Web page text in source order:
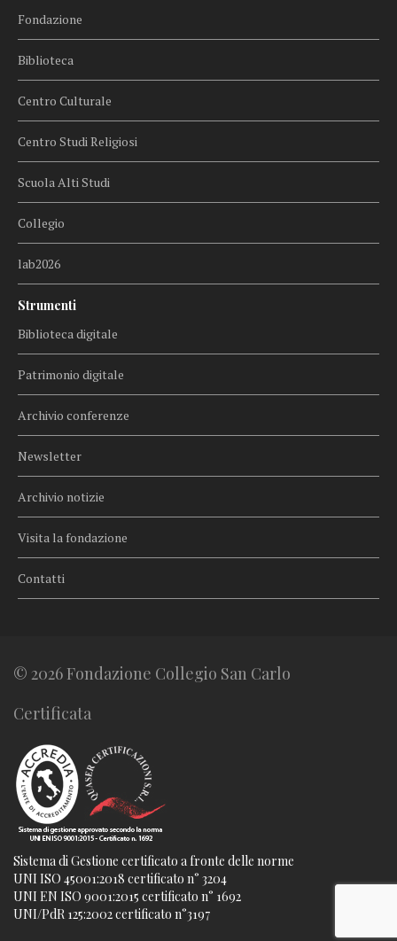
Fondazione
Biblioteca
Centro Culturale
Centro Studi Religiosi
Scuola Alti Studi
Collegio
lab2026
Strumenti
Biblioteca digitale
Patrimonio digitale
Archivio conferenze
Newsletter
Archivio notizie
Visita la fondazione
Contatti
© 2026 Fondazione Collegio San Carlo
Certificata
Sistema di Gestione certificato a fronte delle norme
UNI ISO 45001:2018 certificato n° 3204
UNI EN ISO 9001:2015 certificato n° 1692
UNI/PdR 125:2002 certificato n°3197